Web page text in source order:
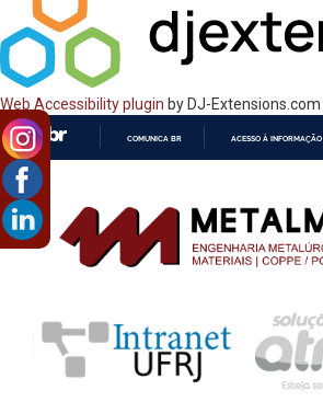
Web Accessibility plugin by DJ-Extensions.com
CONTEÚDO
COMUNICA BR ACESSO À INFORMAÇÃO